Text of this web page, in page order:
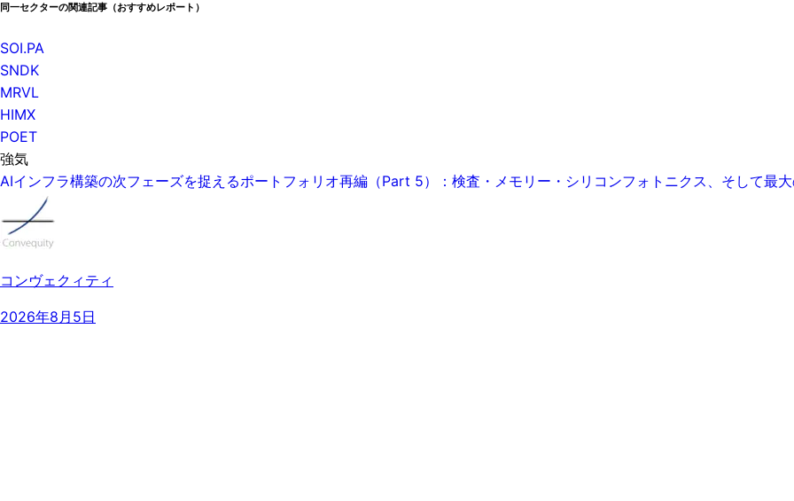
同一セクターの関連記事（おすすめレポート）
SOI.PA
SNDK
MRVL
HIMX
POET
強気
AIインフラ構築の次フェーズを捉えるポートフォリオ再編（Part 5）：検査・メモリー・シリコンフォトニクス、そして最
コンヴェクィティ
2026年8月5日